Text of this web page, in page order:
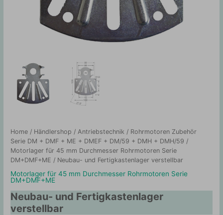
Home / Händlershop / Antriebstechnik / Rohrmotoren Zubehör
Serie DM + DMF + ME + DMEF + DM/59 + DMH + DMH/59 /
Motorlager für 45 mm Durchmesser Rohrmotoren Serie
DM+DMF+ME / Neubau- und Fertigkastenlager verstellbar
Motorlager für 45 mm Durchmesser Rohrmotoren Serie
DM+DMF+ME
Neubau- und Fertigkastenlager
verstellbar